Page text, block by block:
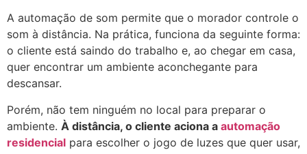
A automação de som permite que o morador controle o
som à distância. Na prática, funciona da seguinte forma:
o cliente está saindo do trabalho e, ao chegar em casa,
quer encontrar um ambiente aconchegante para
descansar.
Porém, não tem ninguém no local para preparar o
ambiente. À distância, o cliente aciona a automação
residencial para escolher o jogo de luzes que quer usar,